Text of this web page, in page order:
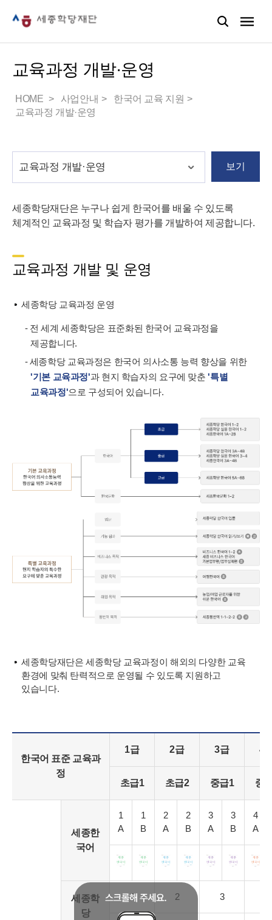
교육과정 개발·운영
HOME 사업안내
한국어 교육 지원
교육과정 개발·운영
보기
세종학당재단은 누구나 쉽게 한국어를 배울 수 있도록
체계적인 교육과정 및 학습자 평가를 개발하여 제공합니다.
교육과정 개발 및 운영
세종학당 교육과정 운영
- 전 세계 세종학당은 표준화된 한국어 교육과정을
제공합니다.
- 세종학당 교육과정은 한국어 의사소통 능력 향상을 위한
'기본 교육과정'과 현지 학습자의 요구에 맞춘'특별
교육과정'으로 구성되어 있습니다.
세종학당재단은 세종학당 교육과정이 해외의 다양한 교육
환경에 맞춰 탄력적으로 운영될 수 있도록 지원하고
있습니다.
한국어 표준 교육과
정
1급 2급 3급 4
초급1 초급2 중급1 중
세종한
국어
1
A
1
B
2
A
2
B
3
A
3
B
4
A
세종학
당
1 2 3